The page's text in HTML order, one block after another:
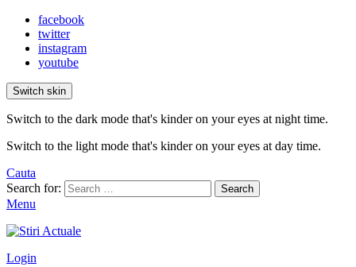
facebook
twitter
instagram
youtube
Switch skin
Switch to the dark mode that's kinder on your eyes at night time.
Switch to the light mode that's kinder on your eyes at day time.
Cauta
Search for:
Search
Menu
Login